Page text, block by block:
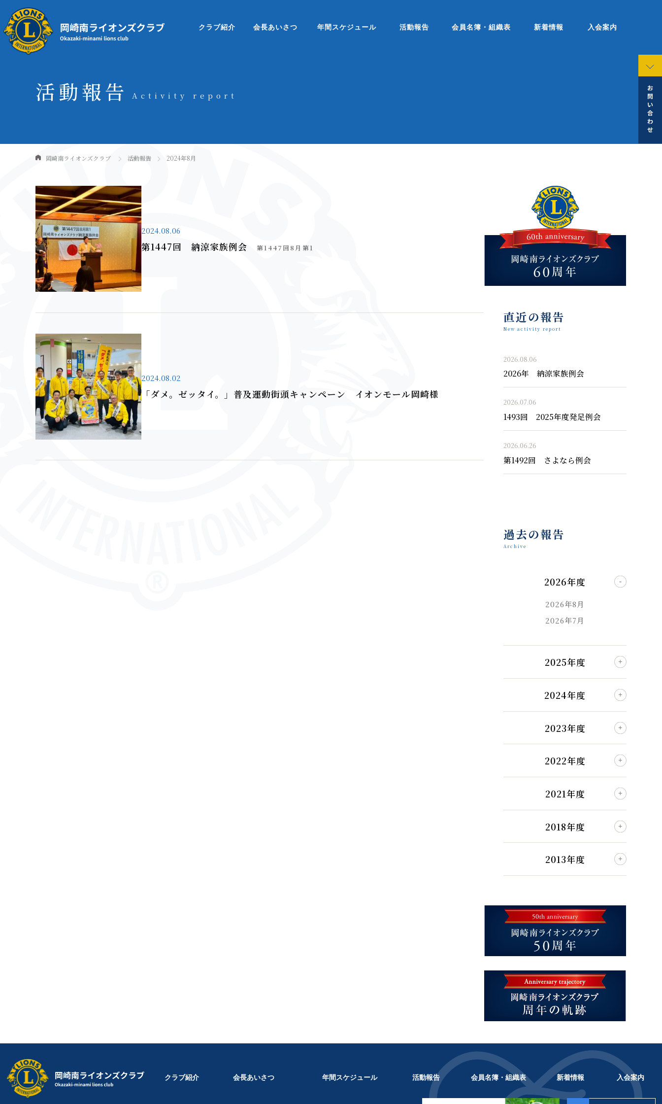
クラブ紹介 会長あいさつ 年間スケジュール 活動報告 会員名簿・組織表 新着情報 入会案内
活動報告 Activity report
岡崎南ライオンズクラブ 活動報告 2024年8月
2024.08.06
第1447回 納涼家族例会 第1447回8月第1
2024.08.02
「ダメ。ゼッタイ。」普及運動街頭キャンペーン イオンモール岡崎様
直近の報告
New activity report
2026.08.06
2026年 納涼家族例会
2026.07.06
1493回 2025年度発足例会
2026.06.26
第1492回 さよなら例会
過去の報告
Archive
2026年度
2026年8月
2026年7月
2025年度
2024年度
2023年度
2022年度
2021年度
2018年度
2013年度
クラブ紹介 会長あいさつ 年間スケジュール 活動報告 会員名簿・組織表 新着情報 入会案内